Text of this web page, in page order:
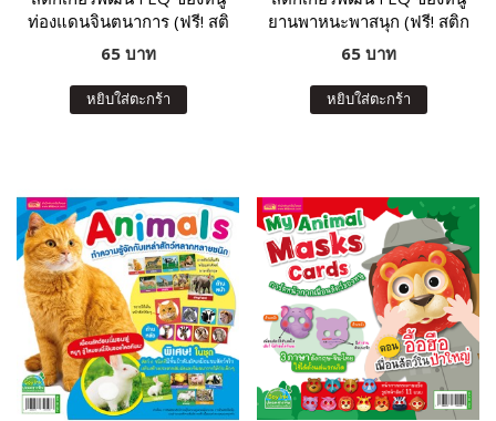
ท่องแดนจินตนาการ (ฟรี! สติ
กเกอร์กว่า 100 ชิ้น ในเล่ม)
65 บาท
หยิบใส่ตะกร้า
ยานพาหนะพาสนุก (ฟรี! สติก
เกอร์กว่า 100 ชิ้น ในเล่ม)
65 บาท
หยิบใส่ตะกร้า